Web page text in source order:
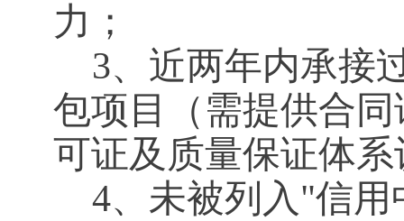
力；
3、近两年内承接
包项目（需提供合
可证及质量保证体
4、未被列入"信用